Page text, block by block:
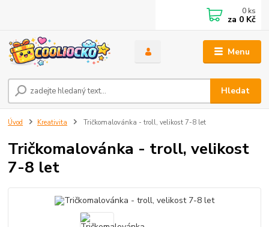
Menu
Hledat
0 ks
za 0 Kč
Úvod Kreativita Tričkomalovánka - troll, velikost 7-8 let
Tričkomalovánka - troll, velikost
7-8 let